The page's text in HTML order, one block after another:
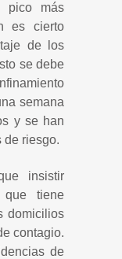
pico más
es cierto
de los
se debe
semana
y se han
de riesgo.
insistir
tiene
domicilios
contagio.
de